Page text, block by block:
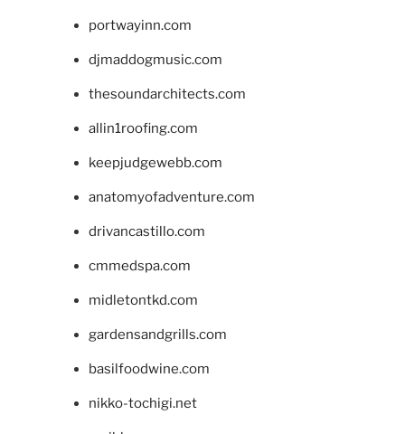
portwayinn.com
djmaddogmusic.com
thesoundarchitects.com
allin1roofing.com
keepjudgewebb.com
anatomyofadventure.com
drivancastillo.com
cmmedspa.com
midletontkd.com
gardensandgrills.com
basilfoodwine.com
nikko-tochigi.net